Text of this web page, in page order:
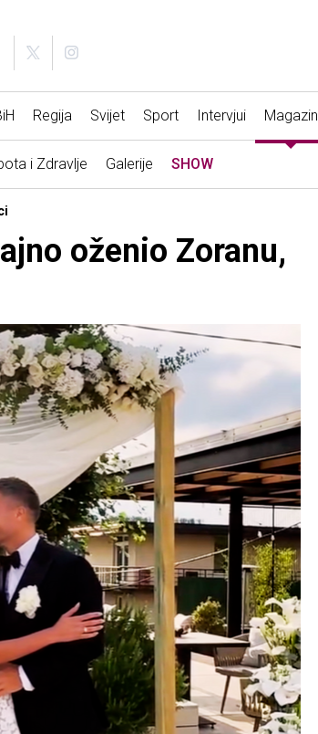
Regija Svijet Sport Intervjui Magazin
i Zdravlje Galerije SHOW
oženio Zoranu,